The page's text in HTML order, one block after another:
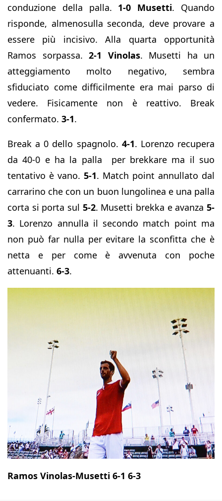
conduzione della palla. 1-0 Musetti. Quando
risponde, almenosulla seconda, deve provare a
essere più incisivo. Alla quarta opportunità
Ramos sorpassa. 2-1 Vinolas. Musetti ha un
atteggiamento molto negativo, sembra
sfiduciato come difficilmente era mai parso di
vedere. Fisicamente non è reattivo. Break
confermato. 3-1.
Break a 0 dello spagnolo. 4-1. Lorenzo recupera
da 40-0 e ha la palla per brekkare ma il suo
tentativo è vano. 5-1. Match point annullato dal
carrarino che con un buon lungolinea e una palla
corta si porta sul 5-2. Musetti brekka e avanza5-
3. Lorenzo annulla il secondo match point ma
non può far nulla per evitare la sconfitta che è
netta e per come è avvenuta con poche
attenuanti. 6-3.
Ramos Vinolas-Musetti 6-1 6-3